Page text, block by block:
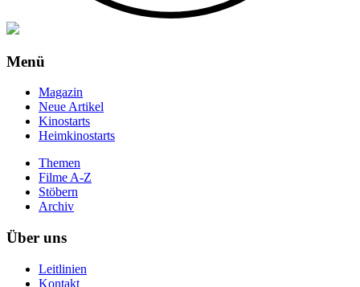
Menü
Magazin
Neue Artikel
Kinostarts
Heimkinostarts
Themen
Filme A-Z
Stöbern
Archiv
Über uns
Leitlinien
Kontakt